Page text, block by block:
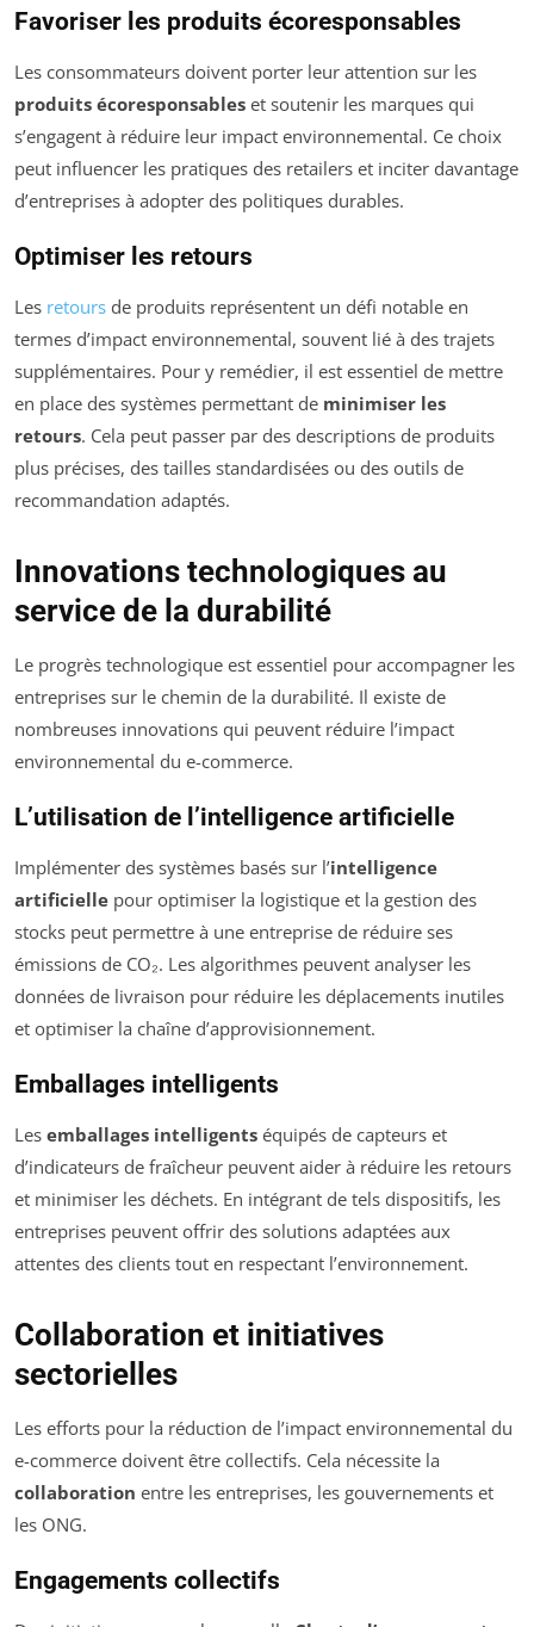
Favoriser les produits écoresponsables
Les consommateurs doivent porter leur attention sur les
produits écoresponsables et soutenir les marques qui
s’engagent à réduire leur impact environnemental. Ce choix
peut influencer les pratiques des retailers et inciter davantage
d’entreprises à adopter des politiques durables.
Optimiser les retours
Les retours de produits représentent un défi notable en
termes d’impact environnemental, souvent lié à des trajets
supplémentaires. Pour y remédier, il est essentiel de mettre
en place des systèmes permettant de minimiser les
retours. Cela peut passer par des descriptions de produits
plus précises, des tailles standardisées ou des outils de
recommandation adaptés.
Innovations technologiques au
service de la durabilité
Le progrès technologique est essentiel pour accompagner les
entreprises sur le chemin de la durabilité. Il existe de
nombreuses innovations qui peuvent réduire l’impact
environnemental du e-commerce.
L’utilisation de l’intelligence artificielle
Implémenter des systèmes basés sur l’intelligence
artificielle pour optimiser la logistique et la gestion des
stocks peut permettre à une entreprise de réduire ses
émissions de CO₂. Les algorithmes peuvent analyser les
données de livraison pour réduire les déplacements inutiles
et optimiser la chaîne d’approvisionnement.
Emballages intelligents
Les emballages intelligents équipés de capteurs et
d’indicateurs de fraîcheur peuvent aider à réduire les retours
et minimiser les déchets. En intégrant de tels dispositifs, les
entreprises peuvent offrir des solutions adaptées aux
attentes des clients tout en respectant l’environnement.
Collaboration et initiatives
sectorielles
Les efforts pour la réduction de l’impact environnemental du
e-commerce doivent être collectifs. Cela nécessite la
collaboration entre les entreprises, les gouvernements et
les ONG.
Engagements collectifs